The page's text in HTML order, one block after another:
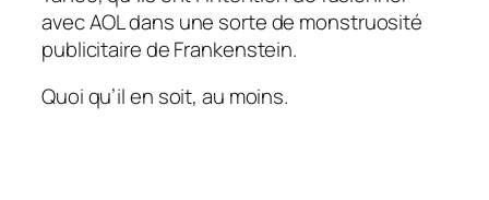
avec AOL dans une sorte de monstruosité
publicitaire de Frankenstein.
Quoi qu’il en soit, au moins.